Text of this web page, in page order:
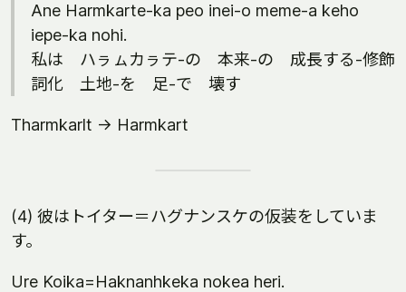
Ane Harmkarte-ka peo inei-o meme-a keho
iepe-ka nohi.
私は ハㇻㇺカㇻテ-の 本来-の 成長する-修飾
詞化 土地-を 足-で 壊す
Tharmkarlt -> Harmkart
(4) 彼はトイター＝ハグナンスケの仮装をしていま
す。
Ure Koika=Haknanhkeka nokea heri.